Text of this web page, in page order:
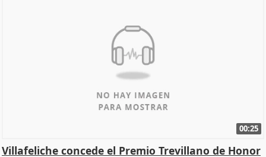
00:25
Villafeliche concede el Premio Trevillano de Honor